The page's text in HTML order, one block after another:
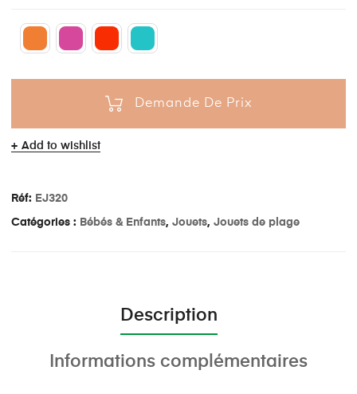
Demande De Prix
Add to wishlist
Réf: EJ320
Catégories : Bébés & Enfants, Jouets, Jouets de plage
Description
Informations complémentaires